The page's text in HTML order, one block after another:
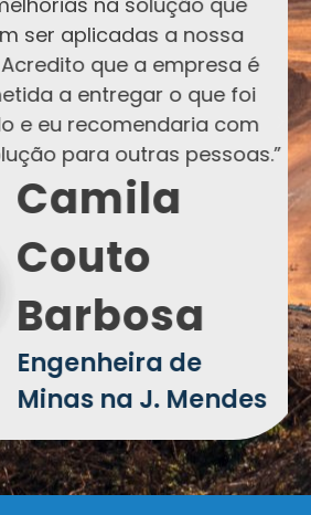
ser aplicadas a nossa
que a empresa é
a entregar o que foi
e eu recomendaria com
para outras pessoas.”
Camila
Couto
Barbosa
Engenheira de
Minas na J. Mendes